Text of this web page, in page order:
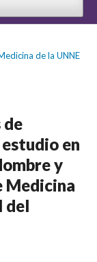
de la UNNE
de
en
y
Medicina
del